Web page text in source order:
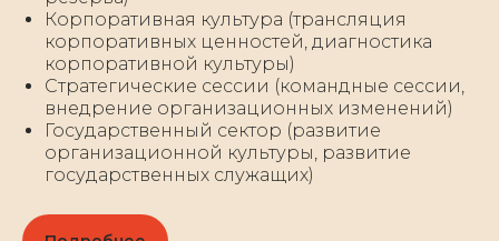
Корпоративная культура (трансляция
корпоративных ценностей, диагностика
корпоративной культуры)
Стратегические сессии (командные сессии,
внедрение организационных изменений)
Государственный сектор (развитие
организационной культуры, развитие
государственных служащих)